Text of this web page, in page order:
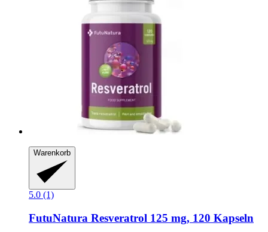
Warenkorb
5.0 (1)
FutuNatura Resveratrol 125 mg, 120 Kapseln